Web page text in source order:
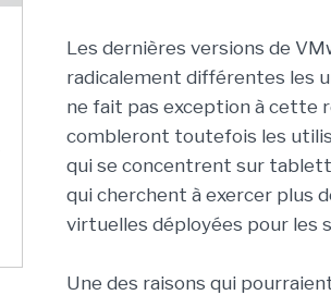
Les dernières versions de
radicalement différentes les
ne fait pas exception à cette
combleront toutefois les
qui se concentrent sur
qui cherchent à exercer plus
virtuelles déployées pour les
Une des raisons qui